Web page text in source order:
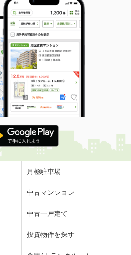
月極駐車場
中古マンション
中古一戸建て
投資物件を探す